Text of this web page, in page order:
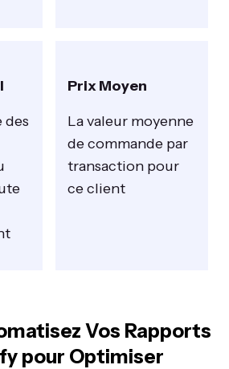
des
Prix Moyen
La valeur moyenne
de commande par
transaction pour
ce client
Vos Rapports
pour Optimiser